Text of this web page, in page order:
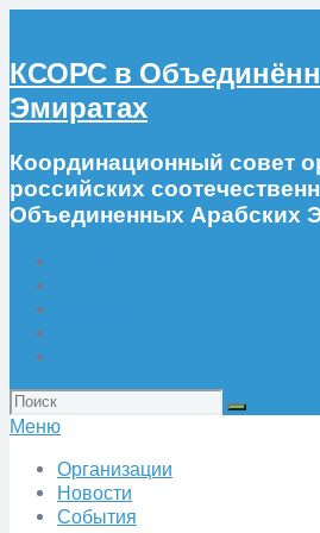
КСОРС в
Эмиратах
Координационный совет
российских
Объединенных Арабских
Искать:
Меню
Организации
Новости
События